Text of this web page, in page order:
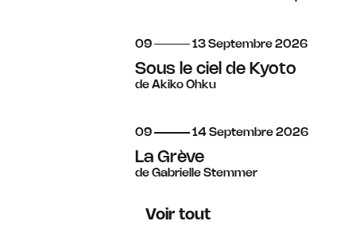
du
09 au
13 septembre
Septembre 2026
Sous le ciel de Kyoto
de Akiko Ohku
du
09 au
14 septembre
Septembre 2026
La Grève
de Gabrielle Stemmer
Voir tout